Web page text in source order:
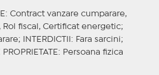
: Contract vanzare cumparare,
Rol fiscal, Certificat energetic;
INTERDICTII : Fara sarcini;
: Persoana fizica